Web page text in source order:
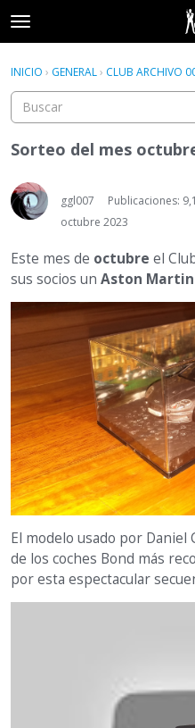
t
o
g
e
m
e
n
u
Acceder
Actividad
Acceder Registrarse
INICIO › GENERAL› CLUB ARCHIVO
Sorteo del mes
ggl007
Publicaciones:
octubre 2023
Este mes de octubre el
sus socios un Aston Martin
El modelo usado por Daniel
de los coches Bond más
por esta espectacular